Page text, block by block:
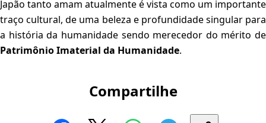
Japão tanto amam atualmente é vista como um importante
traço cultural, de uma beleza e profundidade singular para
a história da humanidade sendo merecedor do mérito de
Patrimônio Imaterial da Humanidade.
Compartilhe